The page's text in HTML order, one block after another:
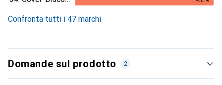
Confronta tutti i 47 marchi
Domande sul prodotto 2